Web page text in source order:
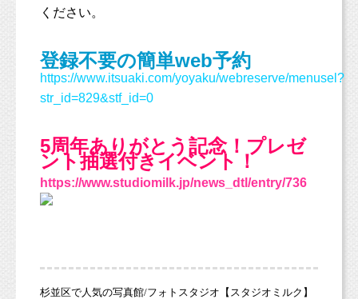
ください。
登録不要の簡単web予約
https://www.itsuaki.com/yoyaku/webreserve/menusel?
str_id=829&stf_id=0
5周年ありがとう記念！プレゼ
ント抽選付きイベント！
https://www.studiomilk.jp/news_dtl/entry/736
杉並区で人気の写真館/フォトスタジオ【スタジオミルク】